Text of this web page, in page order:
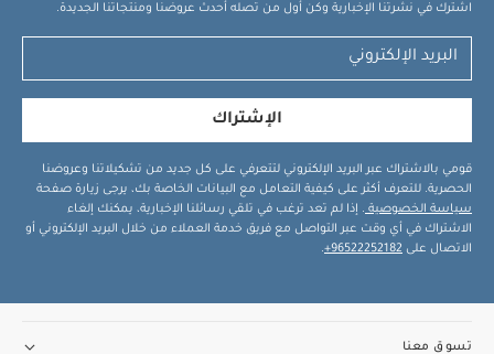
اشترك في نشرتنا الإخبارية وكن أول من تصله أحدث عروضنا ومنتجاتنا الجديدة.
الإشتراك
قومي بالاشتراك عبر البريد الإلكتروني لتتعرفي على كل جديد من تشكيلاتنا وعروضنا
الحصرية. للتعرف أكثر على كيفية التعامل مع البيانات الخاصة بك، يرجى زيارة صفحة
سياسة الخصوصية . إذا لم تعد ترغب في تلقي رسائلنا الإخبارية، يمكنك إلغاء
الاشتراك في أي وقت عبر التواصل مع فريق خدمة العملاء من خلال البريد الإلكتروني أو
الاتصال على 96522252182+
.
تسوق معنا